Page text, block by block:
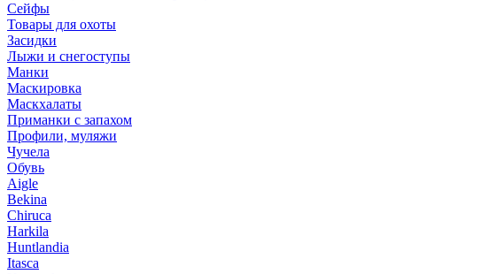
Сейфы
Товары для охоты
Засидки
Лыжи и снегоступы
Манки
Маскировка
Маскхалаты
Приманки с запахом
Профили, муляжи
Чучела
Обувь
Aigle
Bekina
Chiruсa
Harkila
Huntlandia
Itasca